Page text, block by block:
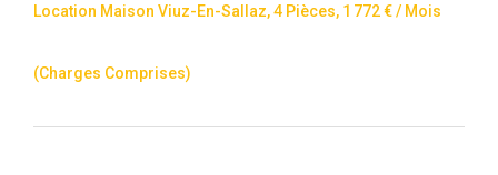
Location Maison Viuz-En-Sallaz, 4 Pièces, 1 772 € / Mois
(Charges Comprises)